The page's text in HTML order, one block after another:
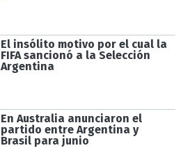
El insólito motivo por el cual la
FIFA sancionó a la Selección
Argentina
En Australia anunciaron el
partido entre Argentina y
Brasil para junio